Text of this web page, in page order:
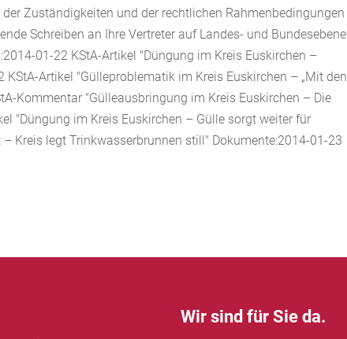
Zuständigkeiten und der rechtlichen Rahmenbedingungen
Schreiben an Ihre Vertreter auf Landes- und Bundesebene
01-22 KStA-Artikel "Düngung im Kreis Euskirchen –
Artikel "Gülleproblematik im Kreis Euskirchen – „Mit den
Kommentar "Gülleausbringung im Kreis Euskirchen – Die
"Düngung im Kreis Euskirchen – Gülle sorgt weiter für
Kreis legt Trinkwasserbrunnen still" Dokumente:2014-01-23
Wir sind für Sie da.